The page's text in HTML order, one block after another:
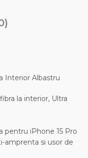
Interior Albastru
la interior, Ultra
pentru iPhone 15 Pro
amprenta si usor de